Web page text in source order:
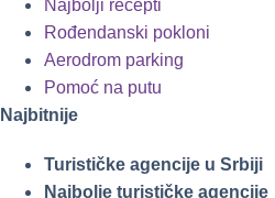
Najbolji recepti
Rođendanski pokloni
Aerodrom parking
Pomoć na putu
Najbitnije
Turističke agencije u Srbiji
Najbolje turističke agencije